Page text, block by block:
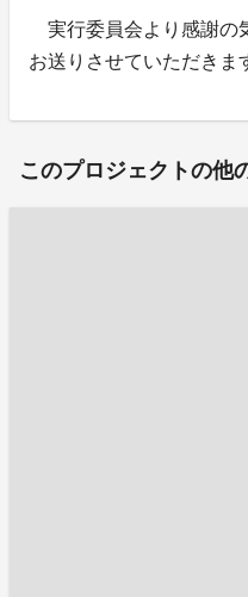
実行委員会より感謝の
お送りさせていただきま
このプロジェクトの他